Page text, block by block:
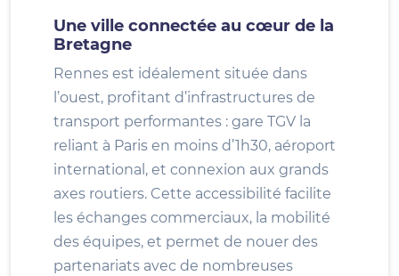
Une ville connectée au cœur de la
Bretagne
Rennes est idéalement située dans
l’ouest, profitant d’infrastructures de
transport performantes : gare TGV la
reliant à Paris en moins d’1h30, aéroport
international, et connexion aux grands
axes routiers. Cette accessibilité facilite
les échanges commerciaux, la mobilité
des équipes, et permet de nouer des
partenariats avec de nombreuses